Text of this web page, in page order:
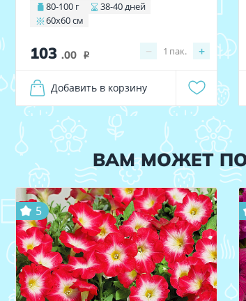
80-100 г
38-40 дней
60х60 см
103 .00 i − +
1 пак.
Добавить в корзину
ВАМ МОЖЕТ
5